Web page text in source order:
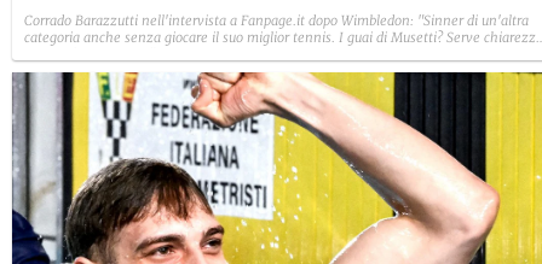
Corrado Barazzutti nell'intervista a Fanpage.it dopo Wimbledon: "Sinner di un'altra
categoria anche senza giocare il suo miglior tennis. I guai di Musetti? Serve